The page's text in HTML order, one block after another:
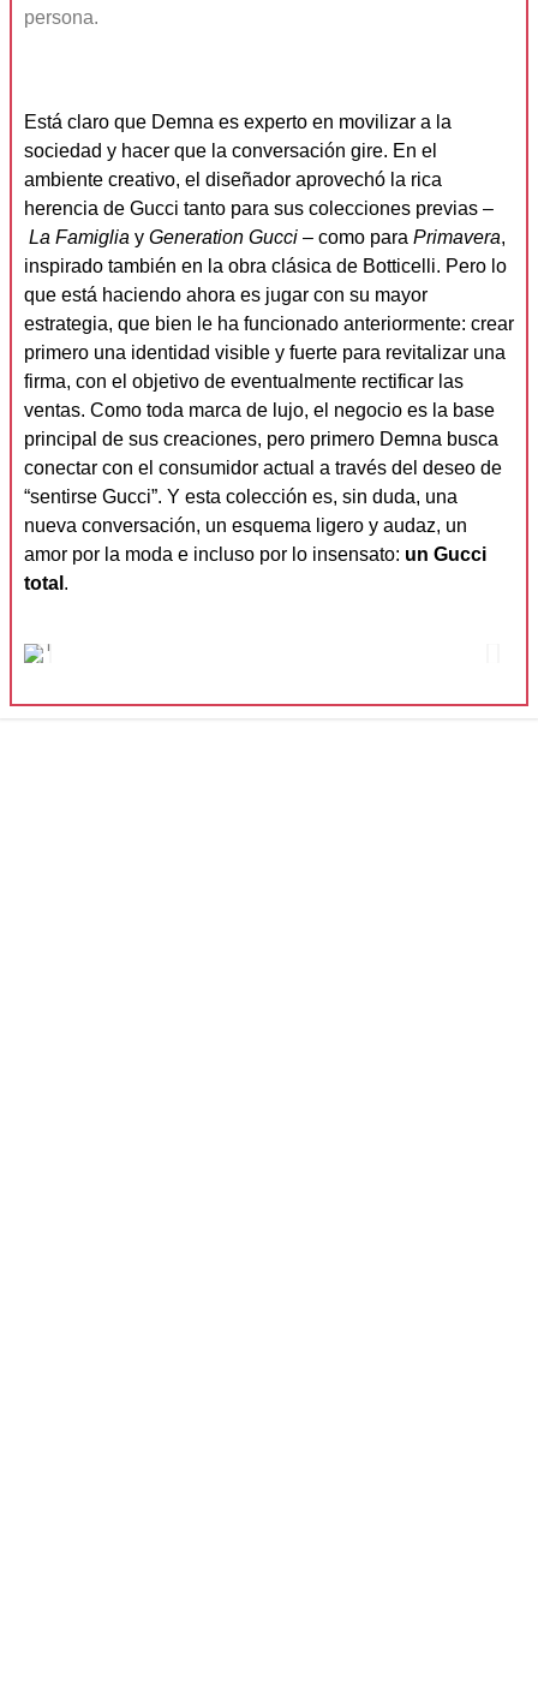
persona.
Está claro que Demna es experto en movilizar a la
sociedad y hacer que la conversación gire. En el
ambiente creativo, el diseñador aprovechó la rica
herencia de Gucci tanto para sus colecciones previas –
La Famiglia y Generation Gucci – como para Primavera,
inspirado también en la obra clásica de Botticelli. Pero lo
que está haciendo ahora es jugar con su mayor
estrategia, que bien le ha funcionado anteriormente: crear
primero una identidad visible y fuerte para revitalizar una
firma, con el objetivo de eventualmente rectificar las
ventas. Como toda marca de lujo, el negocio es la base
principal de sus creaciones, pero primero Demna busca
conectar con el consumidor actual a través del deseo de
“sentirse Gucci”. Y esta colección es, sin duda, una
nueva conversación, un esquema ligero y audaz, un
amor por la moda e incluso por lo insensato: un Gucci
total .